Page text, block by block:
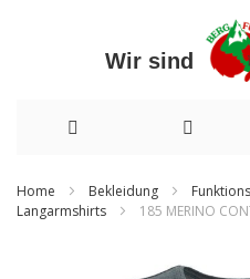
Wir sind
zum
Home Bekleidung
Langarmshirts
185 MERINO